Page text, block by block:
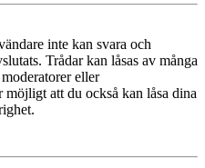
inte kan svara och
Trådar kan låsas av många
eller
att du också kan låsa dina